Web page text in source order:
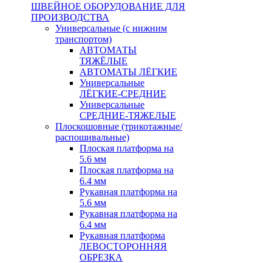
ШВЕЙНОЕ ОБОРУДОВАНИЕ ДЛЯ
ПРОИЗВОДСТВА
Универсальные (с нижним
транспортом)
АВТОМАТЫ
ТЯЖЁЛЫЕ
АВТОМАТЫ ЛЁГКИЕ
Универсальные
ЛЁГКИЕ-СРЕДНИЕ
Универсальные
СРЕДНИЕ-ТЯЖЕЛЫЕ
Плоскошовные (трикотажные/
распошивальные)
Плоская платформа на
5.6 мм
Плоская платформа на
6.4 мм
Рукавная платформа на
5.6 мм
Рукавная платформа на
6.4 мм
Рукавная платформа
ЛЕВОСТОРОННЯЯ
ОБРЕЗКА